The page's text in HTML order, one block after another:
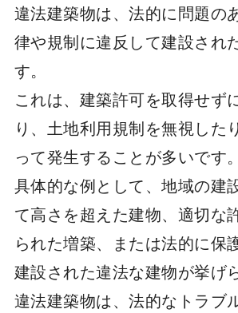
違法建築物は、法的に問題の
律や規制に違反して建設され
す。
これは、建築許可を取得せず
り、土地利用規制を無視した
って発生することが多いです。
具体的な例として、地域の建
て高さを超えた建物、適切な
られた増築、または法的に保
建設された違法な建物が挙げ
違法建築物は、法的なトラブ